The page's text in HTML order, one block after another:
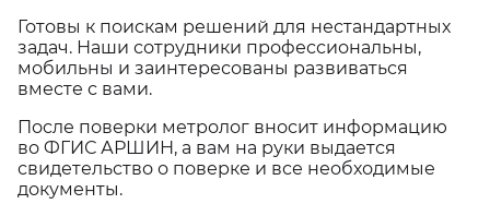
Готовы к поискам решений для нестандартных
задач. Наши сотрудники профессиональны,
мобильны и заинтересованы развиваться
вместе с вами.
После поверки метролог вносит информацию
во ФГИС АРШИН, а вам на руки выдается
свидетельство о поверке и все необходимые
документы.